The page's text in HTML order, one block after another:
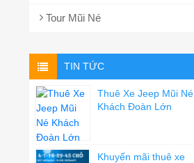
Tour Mũi Né
TIN TỨC
Thuê Xe Jeep Mũi Né
Khách Đoàn Lớn
Khuyến mãi thuê xe